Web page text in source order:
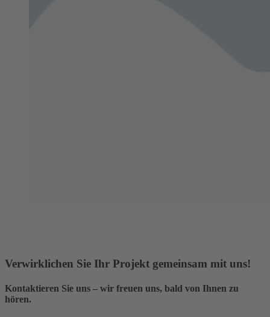
Verwirklichen Sie Ihr Projekt gemeinsam mit uns!
Kontaktieren Sie uns – wir freuen uns, bald von Ihnen zu
hören.